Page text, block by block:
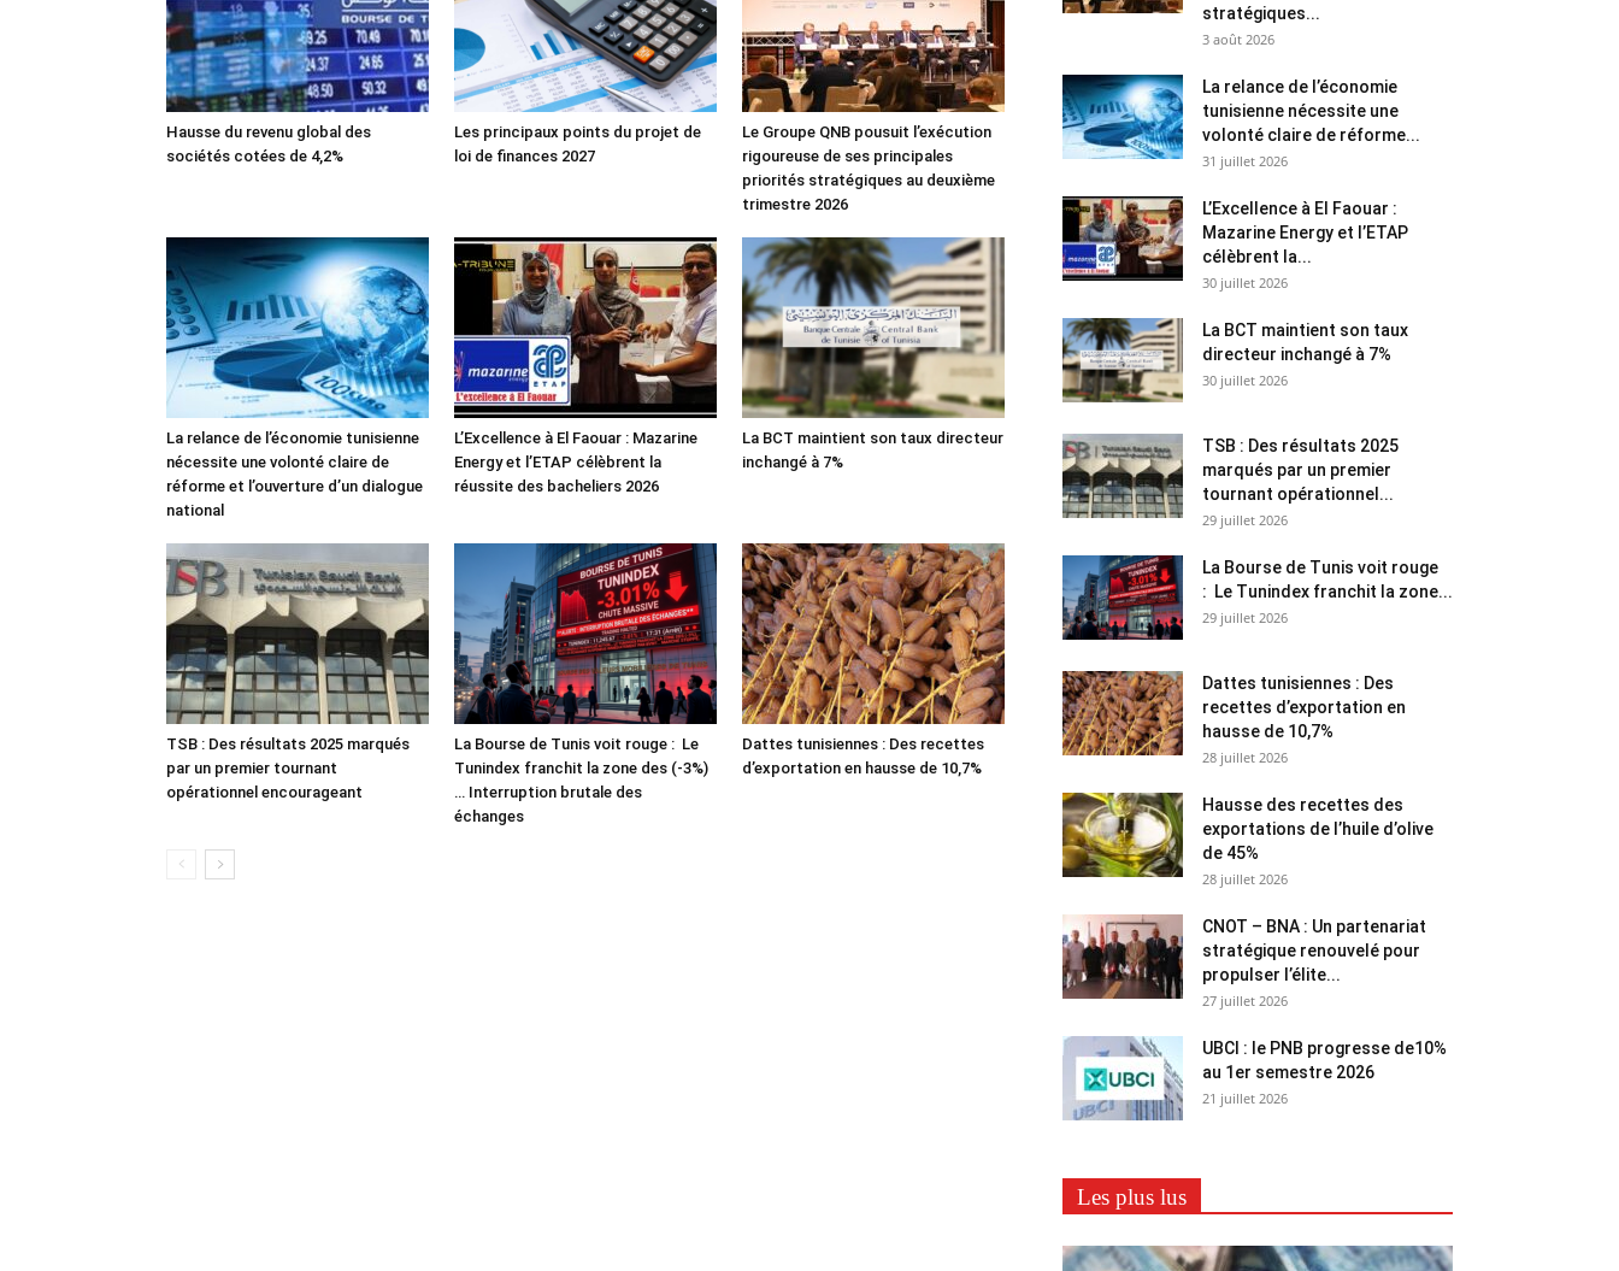
Hausse du revenu global des
sociétés cotées de 4,2%
Les principaux points du projet de
loi de finances 2027
Le Groupe QNB pousuit l’exécution
rigoureuse de ses principales
priorités stratégiques au deuxième
trimestre 2026
La relance de l’économie tunisienne
nécessite une volonté claire de
réforme et l’ouverture d’un dialogue
national
L’Excellence à El Faouar : Mazarine
Energy et l’ETAP célèbrent la
réussite des bacheliers 2026
La BCT maintient son taux directeur
inchangé à 7%
TSB : Des résultats 2025 marqués
par un premier tournant
opérationnel encourageant
La Bourse de Tunis voit rouge : Le
Tunindex franchit la zone des (-3%)
… Interruption brutale des
échanges
Dattes tunisiennes : Des recettes
d’exportation en hausse de 10,7%
stratégiques...
3 août 2026
La relance de l’économie
tunisienne nécessite une
volonté claire de réforme...
31 juillet 2026
L’Excellence à El Faouar :
Mazarine Energy et l’ETAP
célèbrent la...
30 juillet 2026
La BCT maintient son taux
directeur inchangé à 7%
30 juillet 2026
TSB : Des résultats 2025
marqués par un premier
tournant opérationnel...
29 juillet 2026
La Bourse de Tunis voit rouge
: Le Tunindex franchit la zone...
29 juillet 2026
Dattes tunisiennes : Des
recettes d’exportation en
hausse de 10,7%
28 juillet 2026
Hausse des recettes des
exportations de l’huile d’olive
de 45%
28 juillet 2026
CNOT – BNA : Un partenariat
stratégique renouvelé pour
propulser l’élite...
27 juillet 2026
UBCI : le PNB progresse de10%
au 1er semestre 2026
21 juillet 2026
Les plus lus